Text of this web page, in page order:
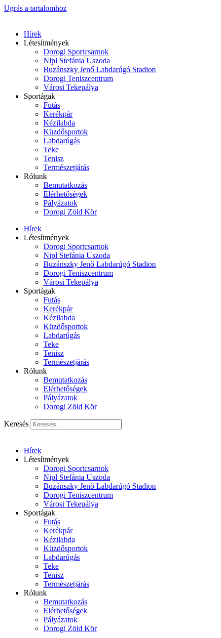
Ugrás a tartalomhoz
Hírek
Létesítmények
Dorogi Sportcsarnok
Nipl Stefánia Uszoda
Buzánszky Jenő Labdarúgó Stadion
Dorogi Teniszcentrum
Városi Tekepálya
Sportágak
Futás
Kerékpár
Kézilabda
Küzdősportok
Labdarúgás
Teke
Tenisz
Természetjárás
Rólunk
Bemutatkozás
Elérhetőségek
Pályázatok
Dorogi Zöld Kör
Hírek
Létesítmények
Dorogi Sportcsarnok
Nipl Stefánia Uszoda
Buzánszky Jenő Labdarúgó Stadion
Dorogi Teniszcentrum
Városi Tekepálya
Sportágak
Futás
Kerékpár
Kézilabda
Küzdősportok
Labdarúgás
Teke
Tenisz
Természetjárás
Rólunk
Bemutatkozás
Elérhetőségek
Pályázatok
Dorogi Zöld Kör
Keresés
Hírek
Létesítmények
Dorogi Sportcsarnok
Nipl Stefánia Uszoda
Buzánszky Jenő Labdarúgó Stadion
Dorogi Teniszcentrum
Városi Tekepálya
Sportágak
Futás
Kerékpár
Kézilabda
Küzdősportok
Labdarúgás
Teke
Tenisz
Természetjárás
Rólunk
Bemutatkozás
Elérhetőségek
Pályázatok
Dorogi Zöld Kör